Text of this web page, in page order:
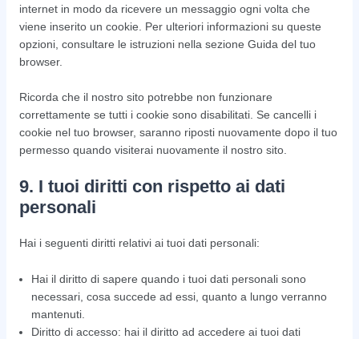
internet in modo da ricevere un messaggio ogni volta che
viene inserito un cookie. Per ulteriori informazioni su queste
opzioni, consultare le istruzioni nella sezione Guida del tuo
browser.
Ricorda che il nostro sito potrebbe non funzionare
correttamente se tutti i cookie sono disabilitati. Se cancelli i
cookie nel tuo browser, saranno riposti nuovamente dopo il tuo
permesso quando visiterai nuovamente il nostro sito.
9. I tuoi diritti con rispetto ai dati
personali
Hai i seguenti diritti relativi ai tuoi dati personali:
Hai il diritto di sapere quando i tuoi dati personali sono
necessari, cosa succede ad essi, quanto a lungo verranno
mantenuti.
Diritto di accesso: hai il diritto ad accedere ai tuoi dati